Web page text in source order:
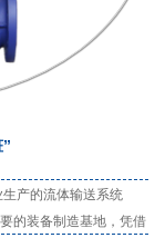
产的流体输送系统
的装备制造基地，凭借